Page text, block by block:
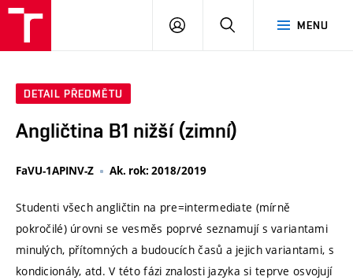
MENU
PŘIHLÁSIT
DETAIL PŘEDMĚTU
Angličtina B1 nižší (zimní)
FaVU-1APINV-Z Ak. rok: 2018/2019
Studenti všech angličtin na pre=intermediate (mírně
pokročilé) úrovni se vesměs poprvé seznamují s variantami
minulých, přítomných a budoucích časů a jejich variantami, s
kondicionály, atd. V této fázi znalosti jazyka si teprve osvojují